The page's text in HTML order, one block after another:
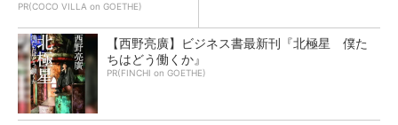
PR(COCO VILLA on GOETHE)
【西野亮廣】ビジネス書最新刊『北極星 僕た
ちはどう働くか』
PR(FINCHI on GOETHE)